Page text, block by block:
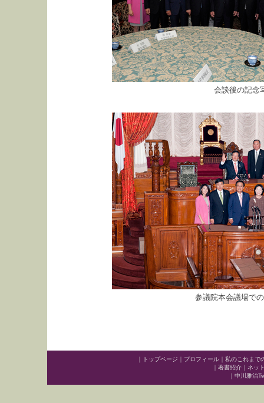
会談後の記念
参議院本会議場で
｜ トップページ ｜ プロフィール ｜ 私のこれまで
｜ 著書紹介 ｜ ネッ
｜ 中川雅治